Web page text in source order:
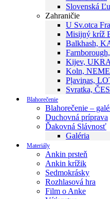
Slovenská
Zahraničie
U Sv.otca
Misijný kríž
Balkhash,
Kijev,
Koln,
Pļaviņas,
Svratka,
Blahorečenie
Blahorečenie –
Duchovná príprava
Ďakovná Slávnosť
Galéria
Materiály
Ankin prsteň
Ankin krížik
Sedmokrásky
Rozhlasová hra
Film o Anke